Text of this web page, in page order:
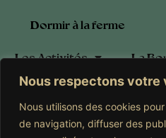
Nous respectons votre
Nous utilisons des cookies
de navigation, diffuser des
Dormir à la ferme
Les Activités La
Blog
Adhérer à